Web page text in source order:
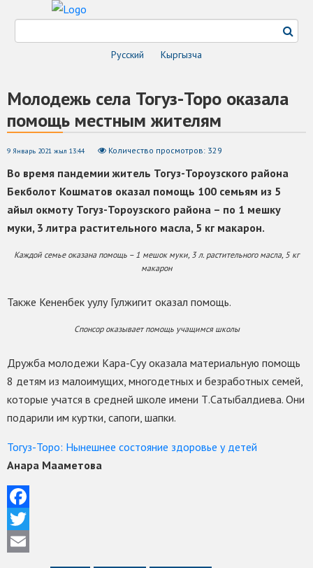
Русский Кыргызча
Молодежь села Тогуз-Торо оказала
помощь местным жителям
9 Январь 2021 жыл 13:44 Количество просмотров: 329
Во время пандемии житель Тогуз-Тороузского района
Бекболот Кошматов оказал помощь 100 семьям из 5
айыл окмоту Тогуз-Тороузского района – по 1 мешку
муки, 3 литра растительного масла, 5 кг макарон.
Каждой семье оказана помощь – 1 мешок муки, 3 л. растительного масла, 5 кг
макарон
Также Кененбек уулу Гулжигит оказал помощь.
Спонсор оказывает помощь учащимся школы
Дружба молодежи Кара-Суу оказала материальную помощь
8 детям из малоимущих, многодетных и безработных семей,
которые учатся в средней школе имени Т.Сатыбалдиева. Они
подарили им куртки, сапоги, шапки.
Тогуз-Торо: Нынешнее состояние здоровье у детей
Анара Мааметова
Facebook
Twitter